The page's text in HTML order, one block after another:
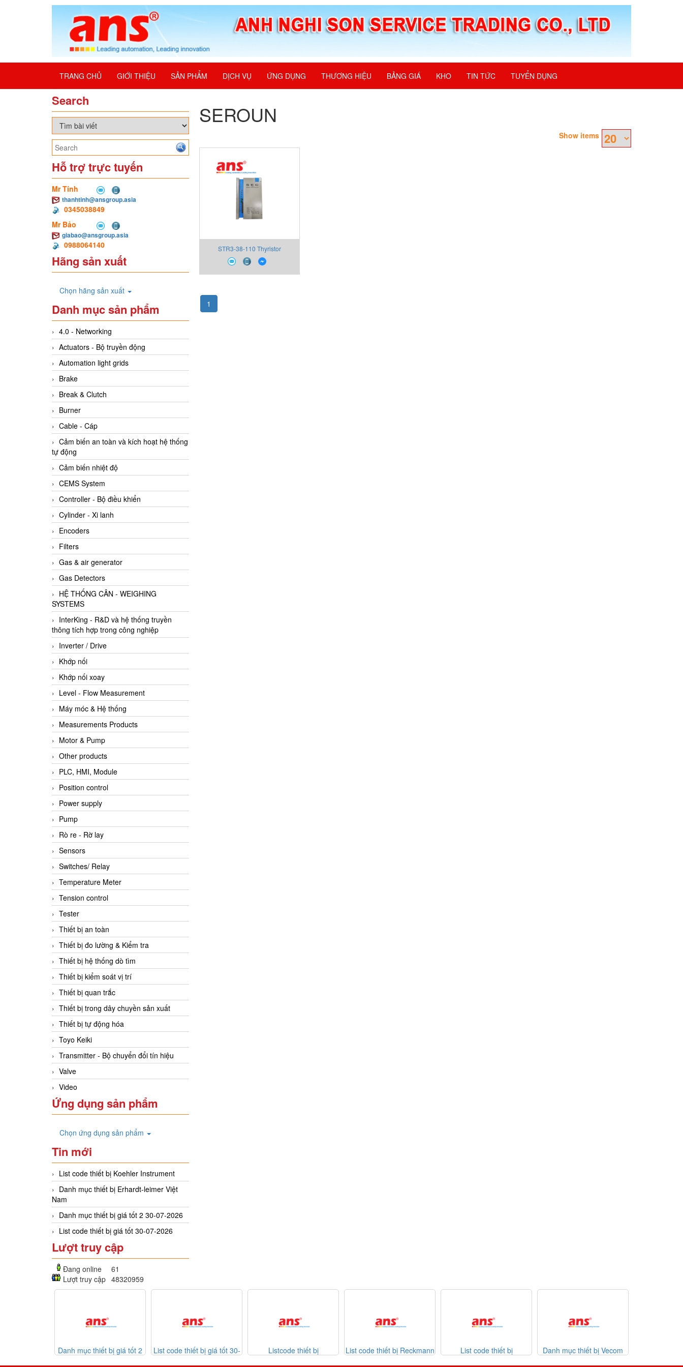
TRANG CHỦ GIỚI THIỆU SẢN PHẨM DỊCH VỤ ỨNG DỤNG THƯƠNG HIỆU BẢNG GIÁ KHO TIN TỨC TUYỂN DỤNG
Search
Hỗ trợ trực tuyến
Mr Tính
thanhtinh@ansgroup.asia
0345038849
Mr Bảo
giabao@ansgroup.asia
0988064140
Hãng sản xuất
Chọn hãng sản xuất
Danh mục sản phẩm
4.0 - Networking
Actuators - Bộ truyền động
Automation light grids
Brake
Break & Clutch
Burner
Cable - Cáp
Cảm biến an toàn và kích hoạt hệ thống
tự động
Cảm biến nhiệt độ
CEMS System
Controller - Bộ điều khiển
Cylinder - Xi lanh
Encoders
Filters
Gas & air generator
Gas Detectors
HỆ THỐNG CÂN - WEIGHING
SYSTEMS
InterKing - R&D và hệ thống truyền
thông tích hợp trong công nghiệp
Inverter / Drive
Khớp nối
Khớp nối xoay
Level - Flow Measurement
Máy móc & Hệ thống
Measurements Products
Motor & Pump
Other products
PLC, HMI, Module
Position control
Power supply
Pump
Rò re - Rờ lay
Sensors
Switches/ Relay
Temperature Meter
Tension control
Tester
Thiết bị an toàn
Thiết bị đo lường & Kiểm tra
Thiết bị hệ thống dò tìm
Thiết bị kiểm soát vị trí
Thiết bị quan trắc
Thiết bị trong dây chuyền sản xuất
Thiết bị tự động hóa
Toyo Keiki
Transmitter - Bộ chuyển đổi tín hiệu
Valve
Video
Ứng dụng sản phẩm
Chọn ứng dụng sản phẩm
Tin mới
List code thiết bị Koehler Instrument
Danh mục thiết bị Erhardt-leimer Việt
Nam
Danh mục thiết bị giá tốt 2 30-07-2026
List code thiết bị giá tốt 30-07-2026
Lượt truy cập
Đang online
61
Lượt truy cập 48320959
SEROUN
Show items
STR3-38-110 Thyristor
SEROUN Việt Nam
1
thiết bị giá tốt 2
List code thiết bị giá tốt 30-
Listcode thiết bị
List code thiết bị Reckmann
List code thiết bị
Danh mục thiết bị Vecom
Danh mục thiết bị Watlow